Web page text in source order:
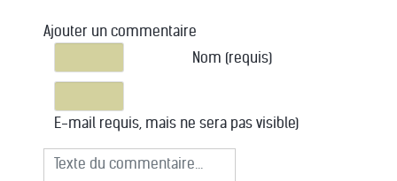
Ajouter un commentaire
Nom (requis)
E-mail requis, mais ne sera pas visible)